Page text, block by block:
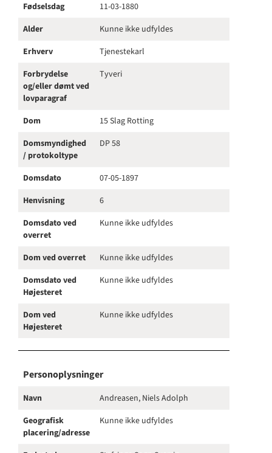
Fødselsdag
11-03-1880
Alder
Kunne ikke udfyldes
Erhverv
Tjenestekarl
Forbrydelse
og/eller dømt ved
lovparagraf
Tyveri
Dom
15 Slag Rotting
Domsmyndighed
/ protokoltype
DP 58
Domsdato
07-05-1897
Henvisning
6
Domsdato ved
overret
Kunne ikke udfyldes
Dom ved overret
Kunne ikke udfyldes
Domsdato ved
Højesteret
Kunne ikke udfyldes
Dom ved
Højesteret
Kunne ikke udfyldes
Personoplysninger
Navn
Andreasen, Niels Adolph
Geografisk
placering/adresse
Kunne ikke udfyldes